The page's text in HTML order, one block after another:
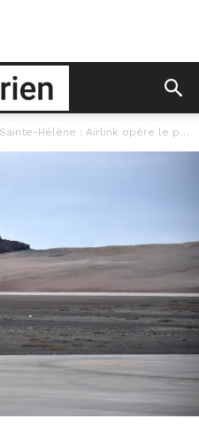
Hélène : Airlink opère le premier vol commercial